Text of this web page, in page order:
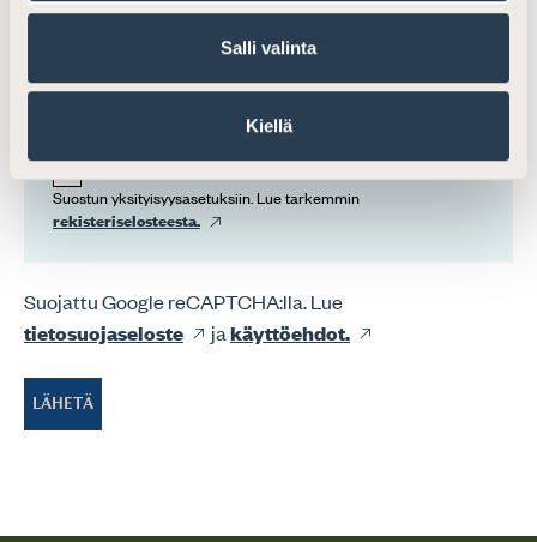
Salli valinta
Kiellä
Sähköposti
Suostun yksityisyysasetuksiin. Lue tarkemmin
rekisteriselosteesta.
Suojattu Google reCAPTCHA:lla. Lue
tietosuojaseloste
jakäyttöehdot.